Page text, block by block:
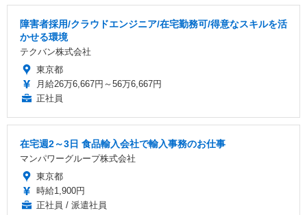
障害者採用/クラウドエンジニア/在宅勤務可/得意なスキルを活
かせる環境
テクバン株式会社
東京都
月給26万6,667円～56万6,667円
正社員
在宅週2～3日 食品輸入会社で輸入事務のお仕事
マンパワーグループ株式会社
東京都
時給1,900円
正社員 / 派遣社員